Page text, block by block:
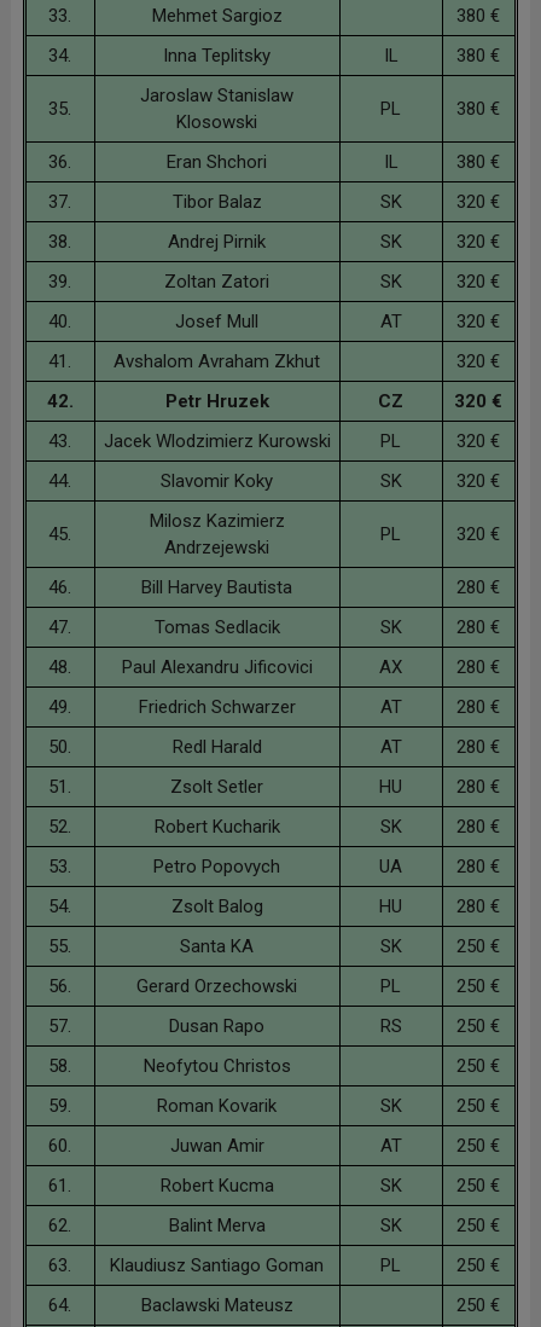
33. Mehmet Sargioz
380 €
34.
Inna Teplitsky IL 380 €
35.
Jaroslaw Stanislaw
Klosowski
PL 380 €
36. Eran Shchori IL
380 €
37.
Tibor Balaz SK
320 €
38.
Andrej Pirnik SK
320 €
39.
Zoltan Zatori SK
320 €
40.
Josef Mull AT
320 €
41.
Avshalom Avraham Zkhut
320 €
42.
Petr Hruzek CZ
320 €
43.
Jacek Wlodzimierz Kurowski PL
320 €
44.
Slavomir Koky SK 320 €
45.
Milosz Kazimierz
Andrzejewski
PL 320 €
46. Bill Harvey Bautista
280 €
47.
Tomas Sedlacik SK
280 €
48.
Paul Alexandru Jificovici AX
280 €
49.
Friedrich Schwarzer AT
280 €
50.
Redl Harald AT
280 €
51.
Zsolt Setler HU
280 €
52.
Robert Kucharik SK
280 €
53.
Petro Popovych UA
280 €
54.
Zsolt Balog HU
280 €
55.
Santa KA SK
250 €
56.
Gerard Orzechowski PL
250 €
57.
Dusan Rapo RS
250 €
58.
Neofytou Christos
250 €
59.
Roman Kovarik SK
250 €
60.
Juwan Amir AT
250 €
61.
Robert Kucma SK
250 €
62.
Balint Merva SK
250 €
63.
Klaudiusz Santiago Goman PL
250 €
64.
Baclawski Mateusz
250 €